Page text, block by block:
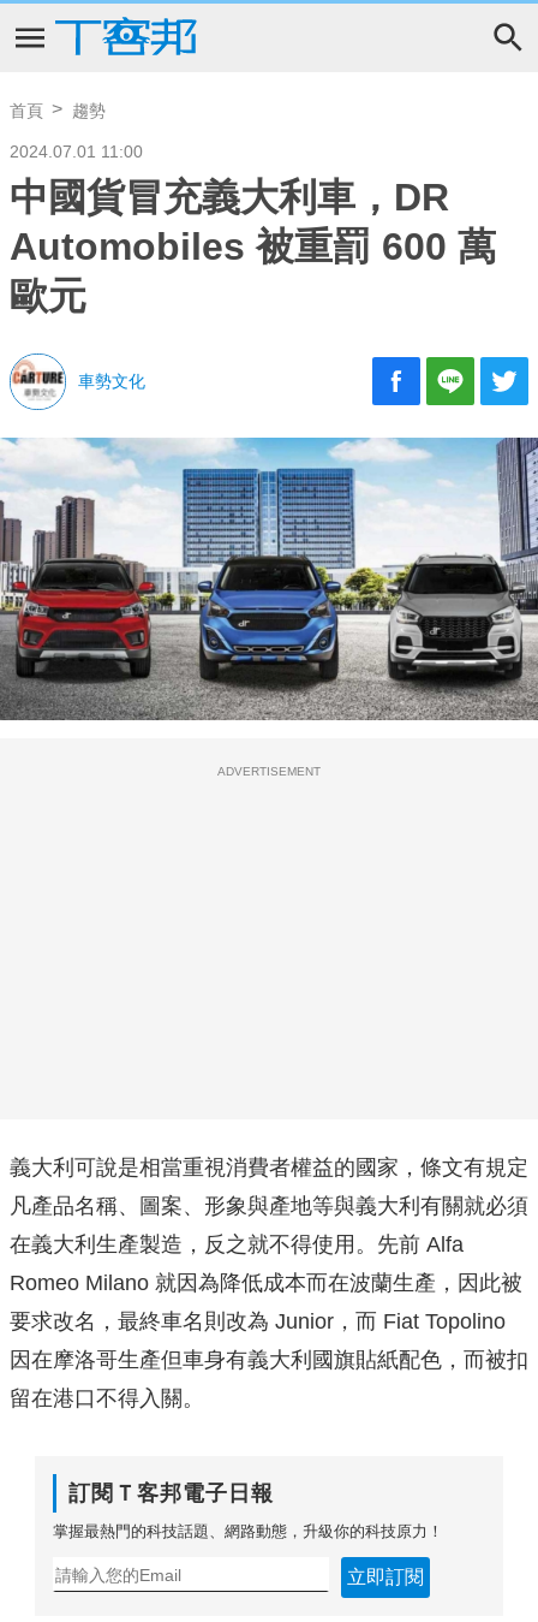
首頁 趨勢
2024.07.01 11:00
中國貨冒充義大利車，DR
Automobiles 被重罰 600 萬
歐元
車勢文化
ADVERTISEMENT
義大利可說是相當重視消費者權益的國家，條文有規定
凡產品名稱、圖案、形象與產地等與義大利有關就必須
在義大利生產製造，反之就不得使用。先前 Alfa
Romeo Milano 就因為降低成本而在波蘭生產，因此被
要求改名，最終車名則改為 Junior，而 Fiat Topolino
因在摩洛哥生產但車身有義大利國旗貼紙配色，而被扣
留在港口不得入關。
訂閱Ｔ客邦電子日報
掌握最熱門的科技話題、網路動態，升級你的科技原力！
立即訂閱